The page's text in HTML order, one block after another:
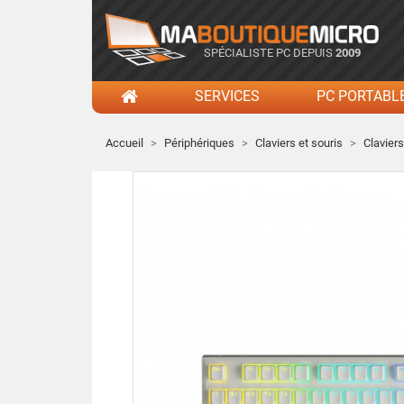
SPÉCIALISTE PC DEPUIS 2009
SERVICES PC
Accueil Périphériques Claviers et souris Claviers